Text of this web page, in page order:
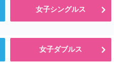
女子シングルス
女子ダブルス